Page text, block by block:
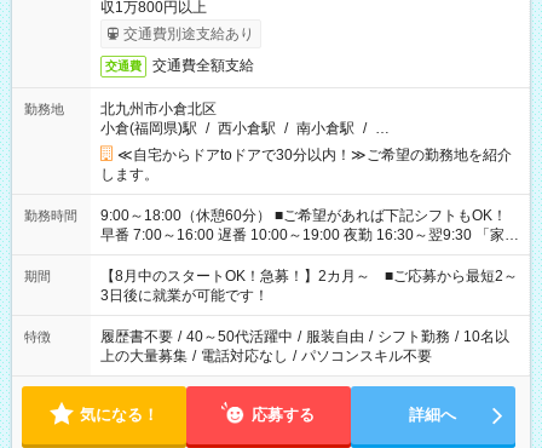
収1万800円以上
交通費別途支給あり
交通費 交通費全額支給
勤務地
北九州市小倉北区
小倉(福岡県)駅 / 西小倉駅 / 南小倉駅 / …
≪自宅からドアtoドアで30分以内！≫ご希望の勤務地を紹介
します。
勤務時間
9:00～18:00（休憩60分） ■ご希望があれば下記シフトもOK！
早番 7:00～16:00 遅番 10:00～19:00 夜勤 16:30～翌9:30 「家族
と休みを合わせたい」 「余裕を持って夕飯の準備がしたい」
「できれば残業はしたくない」 など、ご希望を教えてください
ね。 ※Wワーク希望の方へ 今ご覧のお仕事で希望する勤務時間
と、もう1つのお仕事の勤務時間。 合計で週40時間を超える場
合は応募できません。
期間
【8月中のスタートOK！急募！】2カ月～ ■ご応募から最短2～
3日後に就業が可能です！
特徴 履歴書不要 / 40～50代活躍中 / 服装自由 / シフト勤務 / 10名以
上の大量募集 / 電話対応なし / パソコンスキル不要
気になる！ 応募する 詳細へ